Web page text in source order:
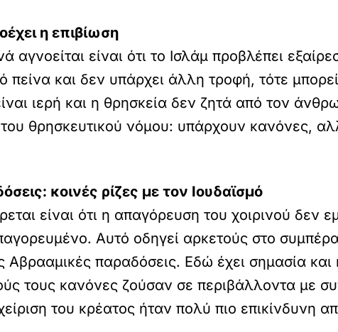
η επιβίωση
αγνοείται είναι ότι το Ισλάμ προβλέπει
πείνα και δεν υπάρχει άλλη τροφή, τότε
ιερή και η θρησκεία δεν ζητά από τον
του θρησκευτικού νόμου: υπάρχουν κανόνες,
κοινές ρίζες με τον Ιουδαϊσμό
είναι ότι η απαγόρευση του χοιρινού δεν
Αυτό οδηγεί αρκετούς στο
Αβρααμικές παραδόσεις. Εδώ έχει σημασία και
τους κανόνες ζούσαν σε περιβάλλοντα με
του κρέατος ήταν πολύ πιο επικίνδυνη